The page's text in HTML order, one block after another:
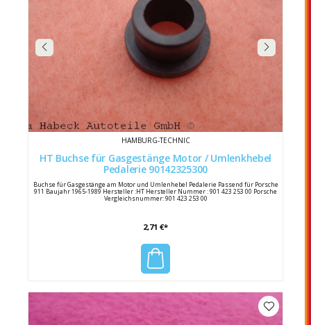
HAMBURG-TECHNIC
HT Buchse für Gasgestänge Motor / Umlenkhebel
Pedalerie 90142325300
Buchse für Gasgestänge am Motor und Umlenhebel Pedalerie Passend für Porsche
911 Baujahr 1965-1989 Hersteller :HT Hersteller Nummer : 901 423 253 00 Porsche
Vergleichsnummer: 901 423 253 00
2,71 €*